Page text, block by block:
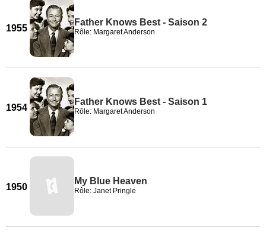
1955
Father Knows Best - Saison 2
Rôle: Margaret Anderson
1954
Father Knows Best - Saison 1
Rôle: Margaret Anderson
1950
My Blue Heaven
Rôle: Janet Pringle